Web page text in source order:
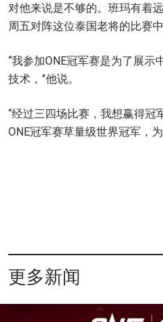
对他来说是不够的。班玛有着
周五对阵这位泰国老将的比赛
“我参加ONE冠军赛是为了展
技术，”他说。
“经过三四场比赛，我想赢得冠
ONE冠军赛草量级世界冠军，
更多新闻